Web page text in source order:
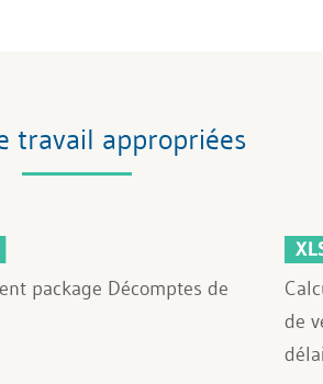
travail appropriées
package Décomptes de
de